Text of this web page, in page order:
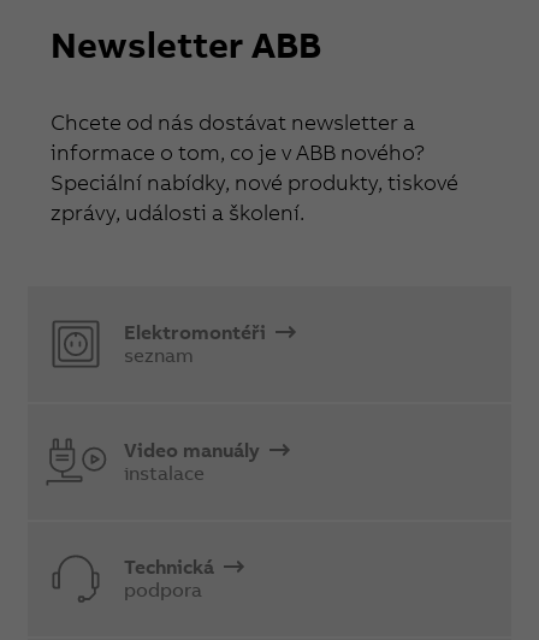
Newsletter ABB
Chcete od nás dostávat newsletter a
informace o tom, co je v ABB nového?
Speciální nabídky, nové produkty, tiskové
zprávy, události a školení.
Elektromontéři
seznam
Video manuály
instalace
Technická
podpora